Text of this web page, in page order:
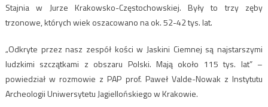
Stajnia w Jurze Krakowsko-Częstochowskiej. Były to trzy zęby
trzonowe, których wiek oszacowano na ok. 52-42 tys. lat.
„Odkryte przez nasz zespół kości w Jaskini Ciemnej są najstarszymi
ludzkimi szczątkami z obszaru Polski. Mają około 115 tys. lat” –
powiedział w rozmowie z PAP prof. Paweł Valde-Nowak z Instytutu
Archeologii Uniwersytetu Jagiellońskiego w Krakowie.